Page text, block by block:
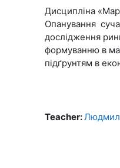
Дисципліна
Опанування
дослідження
формуванню в
підґрунтям в
Teacher: